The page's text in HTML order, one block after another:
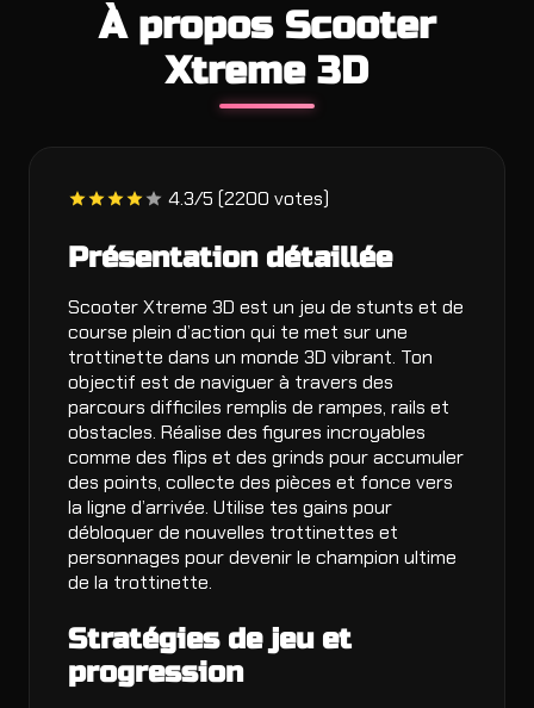
À propos Scooter
Xtreme 3D
4.3/5 (2200 votes)
Présentation détaillée
Scooter Xtreme 3D est un jeu de stunts et de
course plein d’action qui te met sur une
trottinette dans un monde 3D vibrant. Ton
objectif est de naviguer à travers des
parcours difficiles remplis de rampes, rails et
obstacles. Réalise des figures incroyables
comme des flips et des grinds pour accumuler
des points, collecte des pièces et fonce vers
la ligne d’arrivée. Utilise tes gains pour
débloquer de nouvelles trottinettes et
personnages pour devenir le champion ultime
de la trottinette.
Stratégies de jeu et
progression